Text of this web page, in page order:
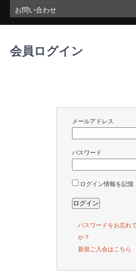
お問い合わせ
会員ログイン
メールアドレス
パスワード
ログイン情報を記憶
パスワードをお忘れ
か？
新規ご入会はこちら